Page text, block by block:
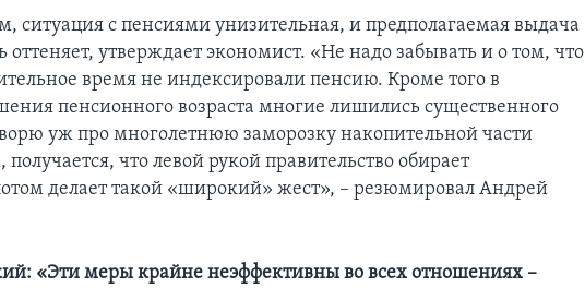
ситуация с пенсиями унизительная, и предполагаемая выдача
оттеняет, утверждает экономист. «Не надо забывать и о том, что
время не индексировали пенсию. Кроме того в
пенсионного возраста многие лишились существенного
уж про многолетнюю заморозку накопительной части
что левой рукой правительство обирает
делает такой «широкий» жест», – резюмировал Андрей
«Эти меры крайне неэффективны во всех отношениях –